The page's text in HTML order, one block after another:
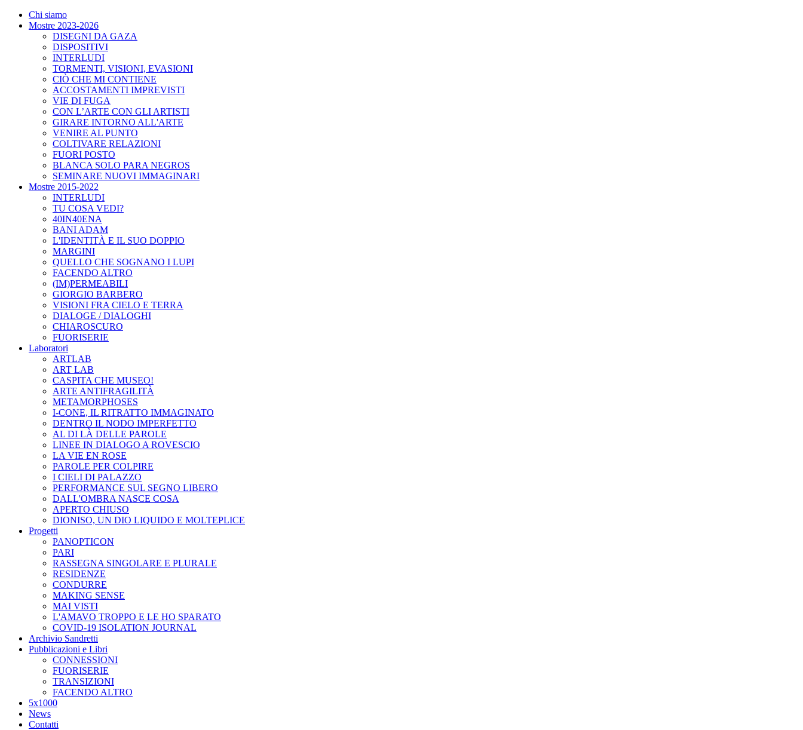
Chi siamo
Mostre 2023-2026
DISEGNI DA GAZA
DISPOSITIVI
INTERLUDI
TORMENTI, VISIONI, EVASIONI
CIÒ CHE MI CONTIENE
ACCOSTAMENTI IMPREVISTI
VIE DI FUGA
CON L’ARTE CON GLI ARTISTI
GIRARE INTORNO ALL'ARTE
VENIRE AL PUNTO
COLTIVARE RELAZIONI
FUORI POSTO
BLANCA SOLO PARA NEGROS
SEMINARE NUOVI IMMAGINARI
Mostre 2015-2022
INTERLUDI
TU COSA VEDI?
40IN40ENA
BANI ADAM
L'IDENTITÀ E IL SUO DOPPIO
MARGINI
QUELLO CHE SOGNANO I LUPI
FACENDO ALTRO
(IM)PERMEABILI
GIORGIO BARBERO
VISIONI FRA CIELO E TERRA
DIALOGE / DIALOGHI
CHIAROSCURO
FUORISERIE
Laboratori
ARTLAB
ART LAB
CASPITA CHE MUSEO!
ARTE ANTIFRAGILITÀ
METAMORPHOSES
I-CONE, IL RITRATTO IMMAGINATO
DENTRO IL NODO IMPERFETTO
AL DI LÀ DELLE PAROLE
LINEE IN DIALOGO A ROVESCIO
LA VIE EN ROSE
PAROLE PER COLPIRE
I CIELI DI PALAZZO
PERFORMANCE SUL SEGNO LIBERO
DALL'OMBRA NASCE COSA
APERTO CHIUSO
DIONISO, UN DIO LIQUIDO E MOLTEPLICE
Progetti
PANOPTICON
PARI
RASSEGNA SINGOLARE E PLURALE
RESIDENZE
CONDURRE
MAKING SENSE
MAI VISTI
L'AMAVO TROPPO E LE HO SPARATO
COVID-19 ISOLATION JOURNAL
Archivio Sandretti
Pubblicazioni e Libri
CONNESSIONI
FUORISERIE
TRANSIZIONI
FACENDO ALTRO
5x1000
News
Contatti